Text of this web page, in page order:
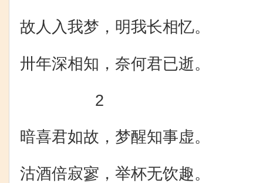
故人入我梦，明我长相忆。
卅年深相知，奈何君已逝。
2
暗喜君如故，梦醒知事虚。
沽酒倍寂寥，举杯无饮趣。